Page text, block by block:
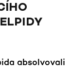
absolvovali